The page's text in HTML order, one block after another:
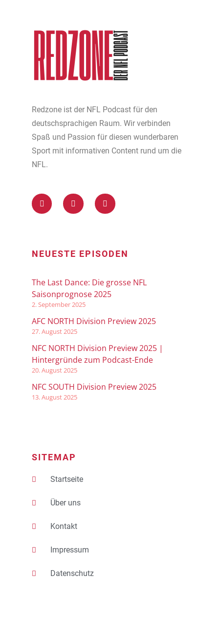
Redzone ist der NFL Podcast für den
deutschsprachigen Raum. Wir verbinden
Spaß und Passion für diesen wunderbaren
Sport mit informativen Content rund um die
NFL.
NEUESTE EPISODEN
The Last Dance: Die grosse NFL
Saisonprognose 2025
2. September 2025
AFC NORTH Division Preview 2025
27. August 2025
NFC NORTH Division Preview 2025 |
Hintergründe zum Podcast-Ende
20. August 2025
NFC SOUTH Division Preview 2025
13. August 2025
SITEMAP
Startseite
Über uns
Kontakt
Impressum
Datenschutz